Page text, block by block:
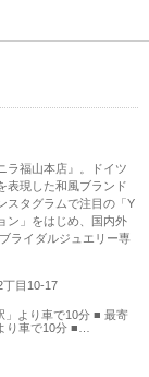
ラ福山本店』。ドイツ
表現した和風ブランド
スタグラムで注目の「Y
ン」をはじめ、国内外
ライダルジュエリー専
丁目10-17
より車で10分 ■ 最寄
り車で10分 ■…